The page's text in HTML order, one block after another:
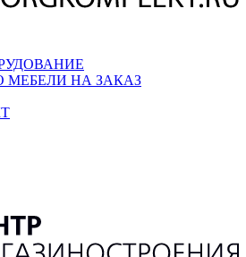
МЕБЕЛИ НА ЗАКАЗ